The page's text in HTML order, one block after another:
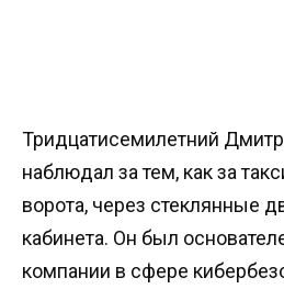
Тридцатисемилетний
наблюдал за тем, как за
ворота, через стеклянные
кабинета. Он был
компании в сфере